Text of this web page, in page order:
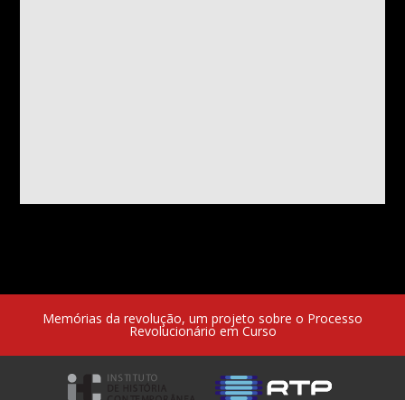
Memórias da revolução, um projeto sobre o Processo
Revolucionário em Curso